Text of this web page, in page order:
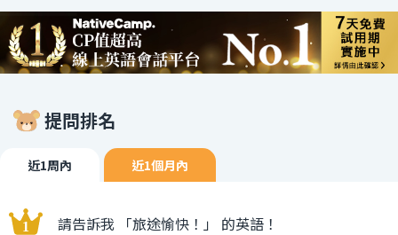
提問排名
近1周內 近1個月內
請告訴我 「旅途愉快！」 的英語！